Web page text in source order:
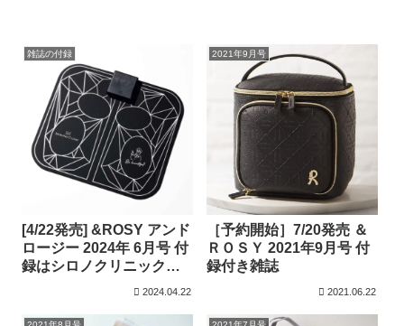
雑誌の付録
[4/22発売] &ROSY アンド
ロージー 2024年 6月号 付
録はシロノクリニックと
EMS「ヒップ＆レッグ」
2024.04.22
2021年9月号
［予約開始］7/20発売 ＆
ＲＯＳＹ 2021年9月号 付
録付き雑誌
2021.06.22